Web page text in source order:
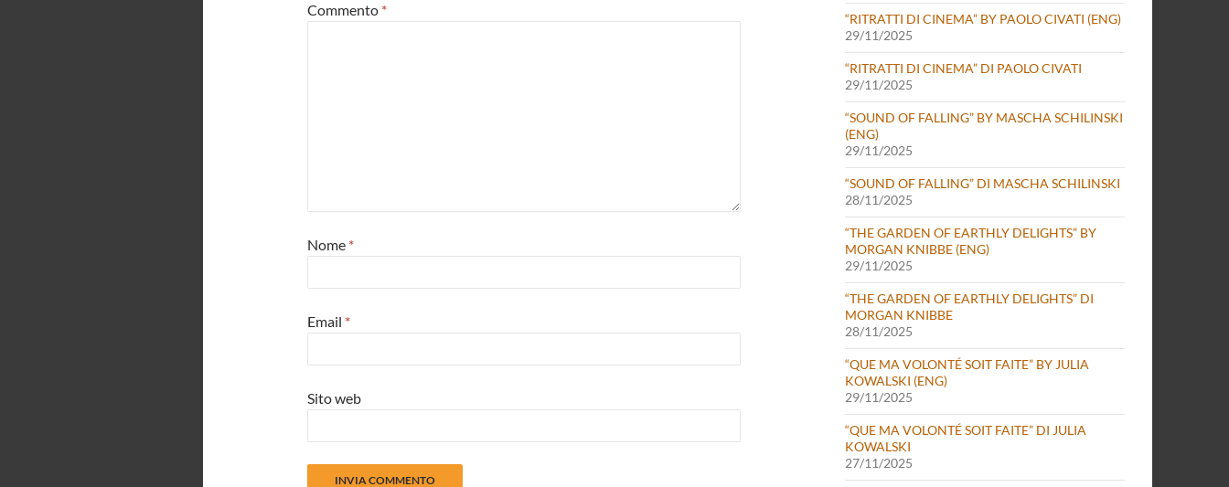
Commento *
Nome *
Email *
Sito web
“RITRATTI DI CINEMA” BY PAOLO CIVATI (ENG)
29/11/2025
“RITRATTI DI CINEMA” DI PAOLO CIVATI
29/11/2025
“SOUND OF FALLING” BY MASCHA SCHILINSKI
(ENG)
29/11/2025
“SOUND OF FALLING” DI MASCHA SCHILINSKI
28/11/2025
“THE GARDEN OF EARTHLY DELIGHTS” BY
MORGAN KNIBBE (ENG)
29/11/2025
“THE GARDEN OF EARTHLY DELIGHTS” DI
MORGAN KNIBBE
28/11/2025
“QUE MA VOLONTÉ SOIT FAITE” BY JULIA
KOWALSKI (ENG)
29/11/2025
“QUE MA VOLONTÉ SOIT FAITE” DI JULIA
KOWALSKI
27/11/2025